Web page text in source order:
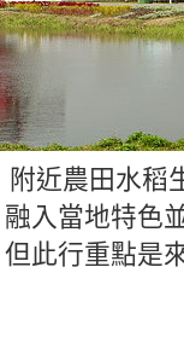
近農田水稻
入當地特色
此行重點是